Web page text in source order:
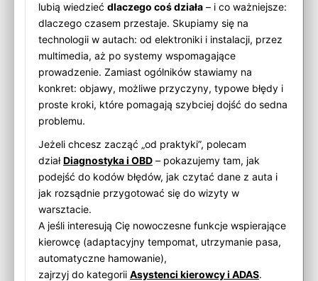
lubią wiedzieć dlaczego coś działa – i co ważniejsze:
dlaczego czasem przestaje. Skupiamy się na
technologii w autach: od elektroniki i instalacji, przez
multimedia, aż po systemy wspomagające
prowadzenie. Zamiast ogólników stawiamy na
konkret: objawy, możliwe przyczyny, typowe błędy i
proste kroki, które pomagają szybciej dojść do sedna
problemu.
Jeżeli chcesz zacząć „od praktyki”, polecam
działDiagnostyka i OBD – pokazujemy tam, jak
podejść do kodów błędów, jak czytać dane z auta i
jak rozsądnie przygotować się do wizyty w
warsztacie.
A jeśli interesują Cię nowoczesne funkcje wspierające
kierowcę (adaptacyjny tempomat, utrzymanie pasa,
automatyczne hamowanie),
zajrzyj do kategorii Asystenci kierowcy i ADAS.